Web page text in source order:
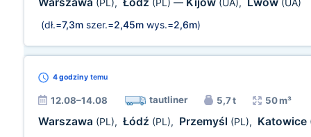
(PL), (PL) — (UA),
(UA)
(dł.=7,3m szer.=2,45m wys.=2,6m)
4 godziny temu
12.08–14.08 tautliner 5,7 t 50 m³
Warszawa (PL), Łódź (PL), Przemyśl (PL), Katowice